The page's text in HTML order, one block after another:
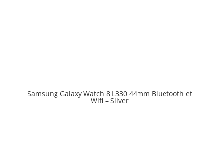
Prix en baisse
Samsung Galaxy Watch 8 L330 44mm Bluetooth et
Wifi – Silver